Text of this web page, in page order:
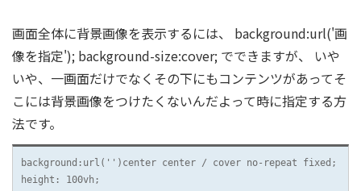
画面全体に背景画像を表示するには、 background:url('画
像を指定'); background-size:cover; でできますが、 いや
いや、一画面だけでなくその下にもコンテンツがあってそ
こには背景画像をつけたくないんだよって時に指定する方
法です。
background:url('')center center / cover no-repeat fixed;
height: 100vh;